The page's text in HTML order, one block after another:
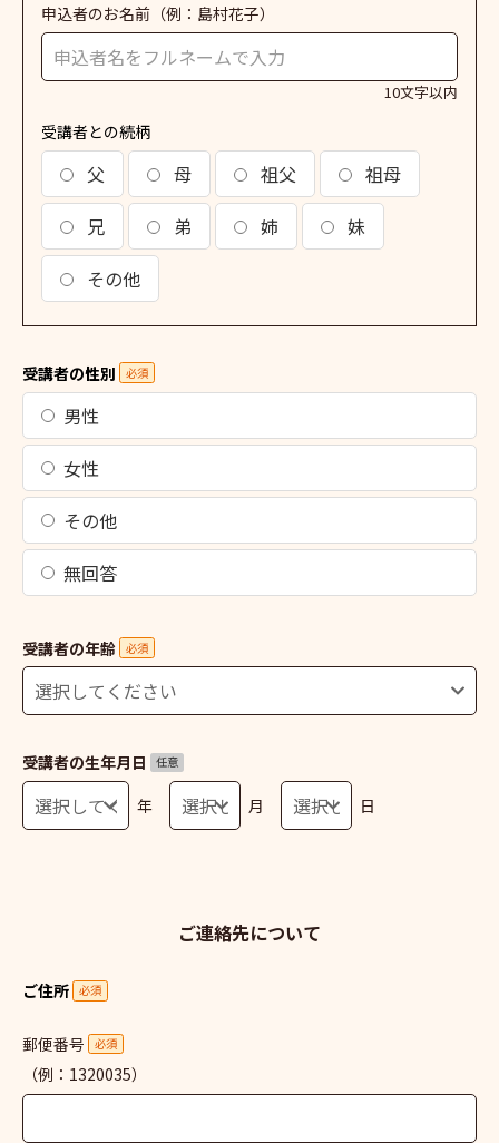
申込者のお名前 （例：島村花子）
10文字以内
受講者との続柄
父 母 祖父
祖母
兄
弟 姉
妹
その他
受講者の性別 必須
男性
女性
その他
無回答
受講者の年齢 必須
受講者の生年月日 任意
年 月 日
ご連絡先について
ご住所 必須
郵便番号 必須
（例：1320035）